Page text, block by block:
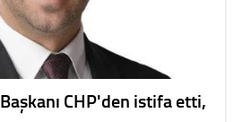
CHP'den istifa etti,